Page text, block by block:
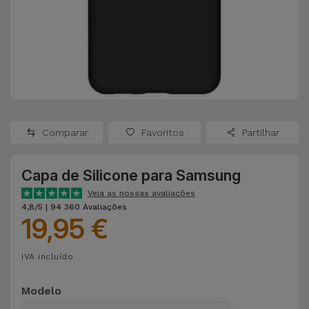
Oppo
OnePlus
Google
Dyson
TCL
Recondicionados
Recondicionados
Consolas
Recondicionadas
Ver
tudo
Auriculares
e Colunas
Smartwatches
e Braceletes
Correntes
Comparar Favoritos Partilhar
Capa de Silicone para Samsung
Veja as nossas avaliações
4,8/5 | 94 360 Avaliações
19,95 €
IVA incluído
Modelo